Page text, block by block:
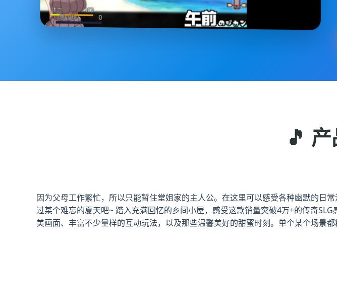
🎵
因为父母工作繁忙，所以只能暂住堂姐家的主人公。在这里可以感受各种幽默的日
过某个难忘的夏天吧~ 踏入充满回忆的乡间小屋，感受这款销量突破4万+的传奇
美画面、丰富不少量样的互动玩法，以及那些温馨美好的甜蜜时刻。单个某个场景